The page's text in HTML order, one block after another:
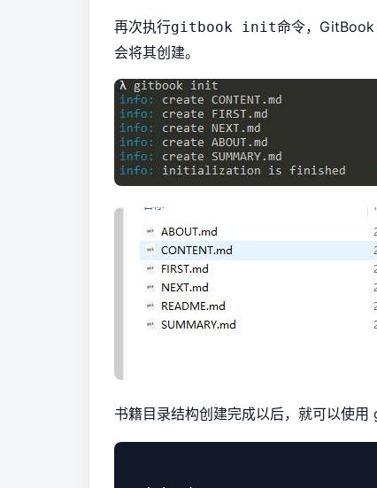
再次执行gitbook init命令，GitBook
会将其创建。
书籍目录结构创建完成以后，就可以使